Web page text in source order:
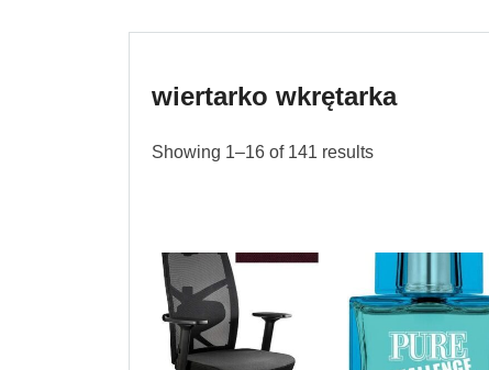
wiertarko wkrętarka
Showing 1–16 of 141 results